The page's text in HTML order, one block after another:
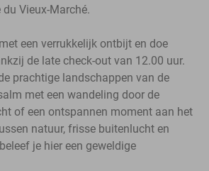
du Vieux-Marché.
een verrukkelijk ontbijt en doe
de late check-out van 12.00 uur.
prachtige landschappen van de
met een wandeling door de
of een ontspannen moment aan het
natuur, frisse buitenlucht en
je hier een geweldige